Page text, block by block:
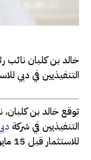
خالد بن كلبان نائب
التنفيذيين في دبي
توقع خالد بن
التنفيذيين في شركة
للاستثمار قبل 15 مايو 2026.